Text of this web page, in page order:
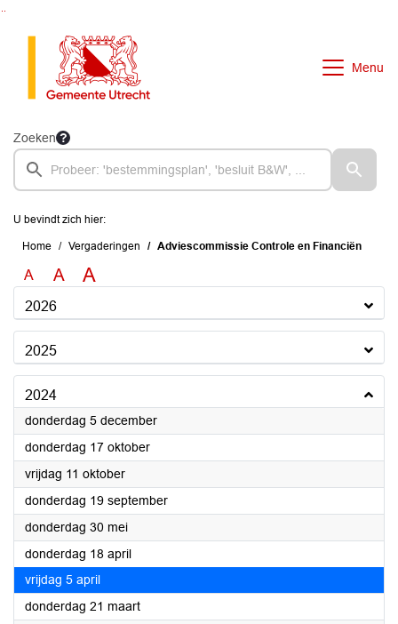
Menu
Zoeken
U bevindt zich hier:
Home Vergaderingen Adviescommissie Controle en Financiën
A A A
2026
2025
2024
donderdag 5 december2024
donderdag 17 oktober2024
vrijdag 11 oktober2024
donderdag 19 september2024
donderdag 30 mei2024
donderdag 18 april2024
vrijdag 5 april2024
donderdag 21 maart2024